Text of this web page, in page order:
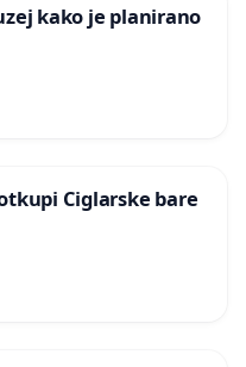
kako je planirano
Ciglarske bare